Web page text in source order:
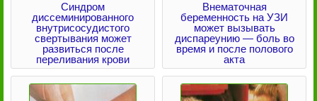
Синдром
диссеминированного
внутрисосудистого
свертывания может
развиться после
переливания крови
Внематочная
беременность на УЗИ
может вызывать
диспареунию — боль во
время и после полового
акта